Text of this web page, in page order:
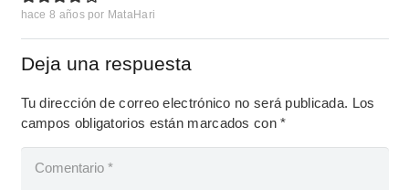
hace 8 años por MataHari
Deja una respuesta
Tu dirección de correo electrónico no será publicada. Los
campos obligatorios están marcados con*